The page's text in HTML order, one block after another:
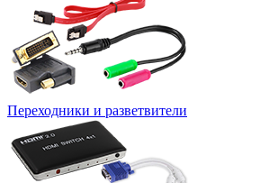
Переходники и разветвители